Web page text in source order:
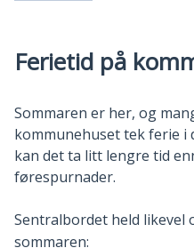
Ferietid på
Sommaren er her, og
kommunehuset tek ferie i
kan det ta litt lengre tid
førespurnader.
Sentralbordet held likevel
sommaren: